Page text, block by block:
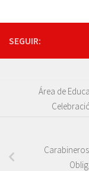
SEGUIR:
Área de